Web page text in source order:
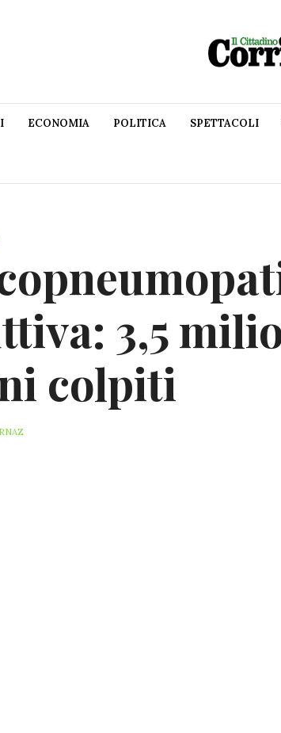
ECONOMIA POLITICA SPETTACOLI
3,5
colpiti